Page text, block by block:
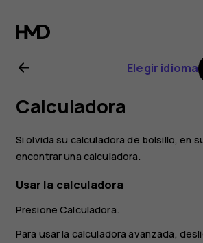
Manual
del
usuario
de
Nokia
2.1
Elegir idioma
Calculadora
Si olvida su calculadora de bolsillo, en
encontrar una calculadora.
Usar la calculadora
PresioneCalculadora.
Para usar la calculadora avanzada,